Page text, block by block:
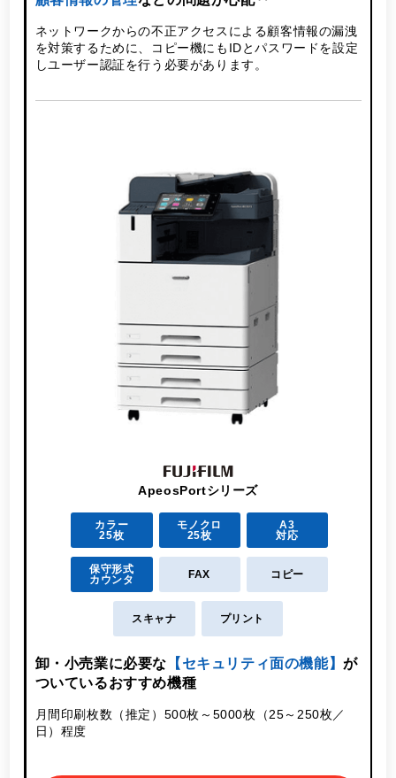
ネットワークからの不正アクセスによる顧客情報の漏洩
を対策するために、コピー機にもIDとパスワードを設定
しユーザー認証を行う必要があります。
ApeosPortシリーズ
カラー
25枚
モノクロ
25枚
A3
対応
保守形式
カウンタ
FAX コピー
スキャナ プリント
卸・小売業に必要な 【セキュリティ面の機能】が
ついているおすすめ機種
月間印刷枚数（推定）500枚～5000枚（25～250枚／
日）程度